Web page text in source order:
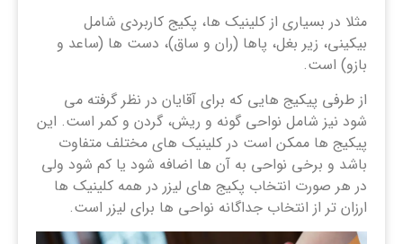
مثلا در بسیاری از کلینیک ها، پکیج کاربردی شامل
بیکینی، زیر بغل، پاها (ران و ساق)، دست ها (ساعد و
بازو) است.
از طرفی پیکیج هایی که برای آقایان در نظر گرفته می
شود نیز شامل نواحی گونه و ریش، گردن و کمر است. این
پیکیج ها ممکن است در کلینیک های مختلف متفاوت
باشد و برخی نواحی به آن ها اضافه شود یا کم شود ولی
در هر صورت انتخاب پکیج های لیزر در همه کلینیک ها
ارزان تر از انتخاب جداگانه نواحی ها برای لیزر است.